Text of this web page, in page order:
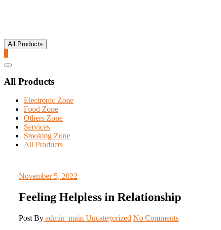
All Products
Catalog
All Products
Electronic Zone
Food Zone
Others Zone
Services
Smoking Zone
All Products
November 5, 2022
Feeling Helpless in Relationship
Post By admin_main Uncategorized No Comments